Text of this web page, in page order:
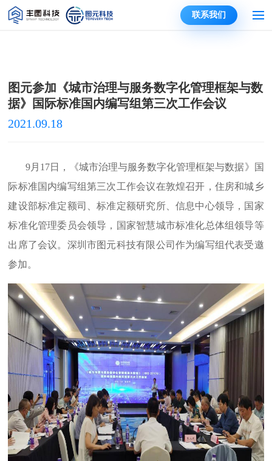
联系我们
图元参加《城市治理与服务数字化管理框架与数
据》国际标准国内编写组第三次工作会议
2021.09.18
9月17日，《城市治理与服务数字化管理框架与数据》国
际标准国内编写组第三次工作会议在敦煌召开，住房和城乡
建设部标准定额司、标准定额研究所、信息中心领导，国家
标准化管理委员会领导，国家智慧城市标准化总体组领导等
出席了会议。深圳市图元科技有限公司作为编写组代表受邀
参加。